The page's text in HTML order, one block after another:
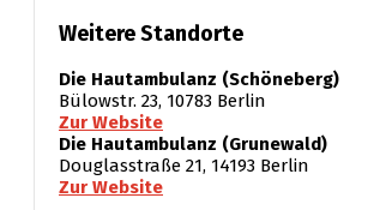
Weitere Standorte
Die Hautambulanz (Schöneberg)
Bülowstr. 23, 10783 Berlin
Zur Website
Die Hautambulanz (Grunewald)
Douglasstraße 21, 14193 Berlin
Zur Website